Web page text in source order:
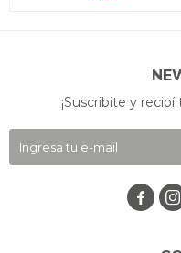
¡Suscribite y
 